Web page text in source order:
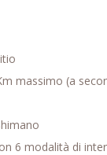
massimo (a
6 modalità di